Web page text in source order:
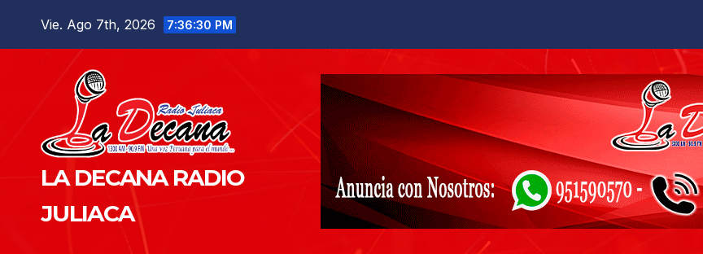
Vie. Ago 7th, 2026 7:36:31 PM
LA DECANA RADIO
JULIACA